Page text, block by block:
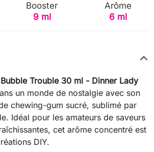
Booster
9 ml
Arôme
6 ml
Trouble 30 ml - Dinner Lady
un monde de nostalgie avec son
chewing-gum sucré, sublimé par
Idéal pour les amateurs de saveurs
cet arôme concentré est
DIY.